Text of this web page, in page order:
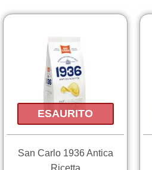
ESAURITO
San Carlo 1936 Antica
Ricetta